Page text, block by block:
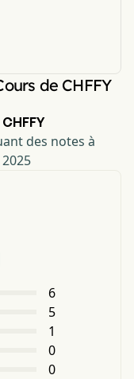
de CHFFY
des notes à
6
5
1
0
0